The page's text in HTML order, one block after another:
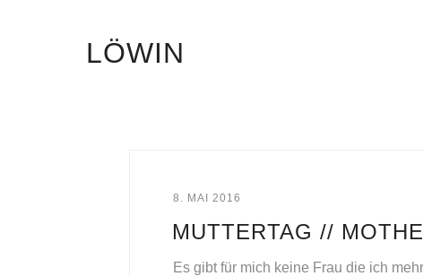
LÖWIN
8. MAI 2016
MUTTERTAG //
Es gibt für mich keine Frau die ich